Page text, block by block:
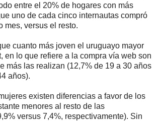
entre el 20% de hogares con más
uno de cada cinco internautas compró
mes, versus el resto.
cuanto más joven el uruguayo mayor
en lo que refiere a la compra vía web son
más las realizan (12,7% de 19 a 30 años
años).
existen diferencias a favor de los
menores al resto de las
versus 7,4%, respectivamente). Sin